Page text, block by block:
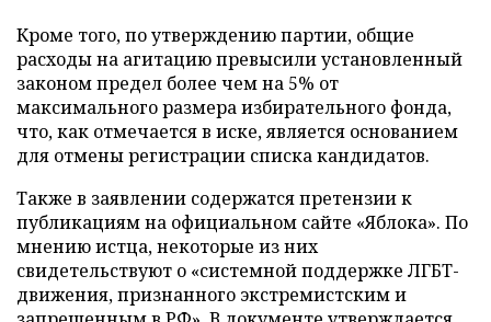
Кроме того, по утверждению партии, общие
расходы на агитацию превысили установленный
законом предел более чем на 5% от
максимального размера избирательного фонда,
что, как отмечается в иске, является основанием
для отмены регистрации списка кандидатов.
Также в заявлении содержатся претензии к
публикациям на официальном сайте «Яблока». По
мнению истца, некоторые из них
свидетельствуют о «системной поддержке ЛГБТ-
движения, признанного экстремистским и